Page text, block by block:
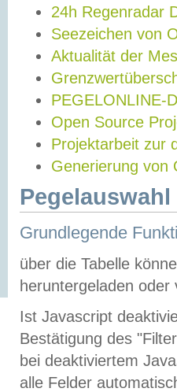
24h Regenradar
Seezeichen von
Aktualität der
PEGELONLINE-
Open Source
Projektarbeit zur
Generierung von
Grundlegende
über die Tabelle
heruntergeladen oder
Ist Javascript
Bestätigung des
bei deaktiviertem
alle Felder